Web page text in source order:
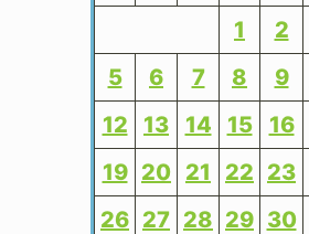
1
2
5
6 7 8 9
12
13 14 15 16
19 20 21 22 23
26 27 28 29 30